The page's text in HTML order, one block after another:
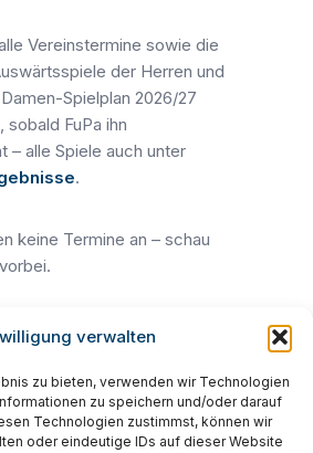
verwalten
zu bieten, verwenden wir Technologien
zu speichern und/oder darauf
Technologien zustimmst, können wir
oder eindeutige IDs auf dieser Website
Vereinstermine sowie die
der Herren und
Spielplan 2026/27
sobald FuPa ihn
– alle Spiele auch unter
.
keine Termine an – schau
Ebermannsdorf e.V. ·